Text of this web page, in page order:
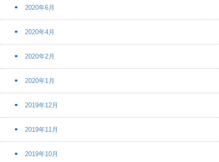
2020年6月
2020年4月
2020年2月
2020年1月
2019年12月
2019年11月
2019年10月